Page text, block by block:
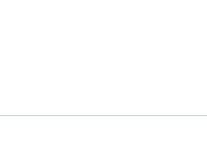
Skyeng Chat